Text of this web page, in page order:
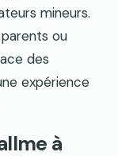
mineurs.
ou
des
expérience
à